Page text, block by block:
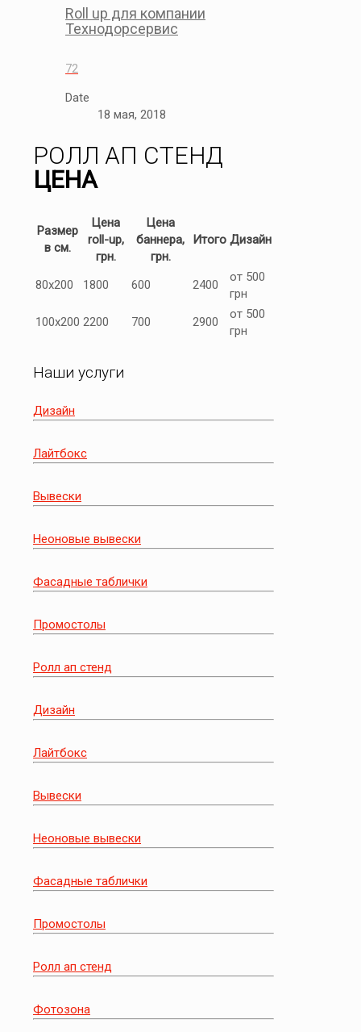
Roll up для компании
Технодорсервис
72
Date
18 мая, 2018
РОЛЛ АП СТЕНД
ЦЕНА
Размер
в см.
Цена
roll-up,
грн.
Цена
баннера,
грн.
Итого Дизайн
80x200 1800 600 2400
от 500
грн
100x200 2200 700 2900
от 500
грн
Наши услуги
Дизайн
Лайтбокс
Вывески
Неоновые вывески
Фасадные таблички
Промостолы
Ролл ап стенд
Дизайн
Лайтбокс
Вывески
Неоновые вывески
Фасадные таблички
Промостолы
Ролл ап стенд
Фотозона